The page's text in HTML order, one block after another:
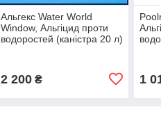
Альгекс Water World
Window, Альгіцид проти
водоростей (каністра 20 л)
2 200₴ 1